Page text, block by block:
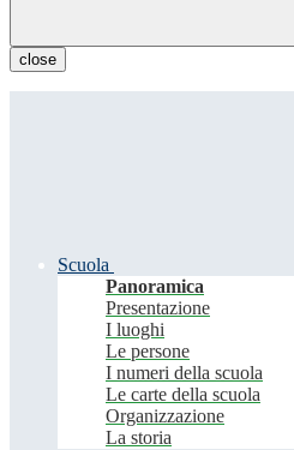
close
Scuola
Panoramica
Presentazione
I luoghi
Le persone
I numeri della scuola
Le carte della scuola
Organizzazione
La storia